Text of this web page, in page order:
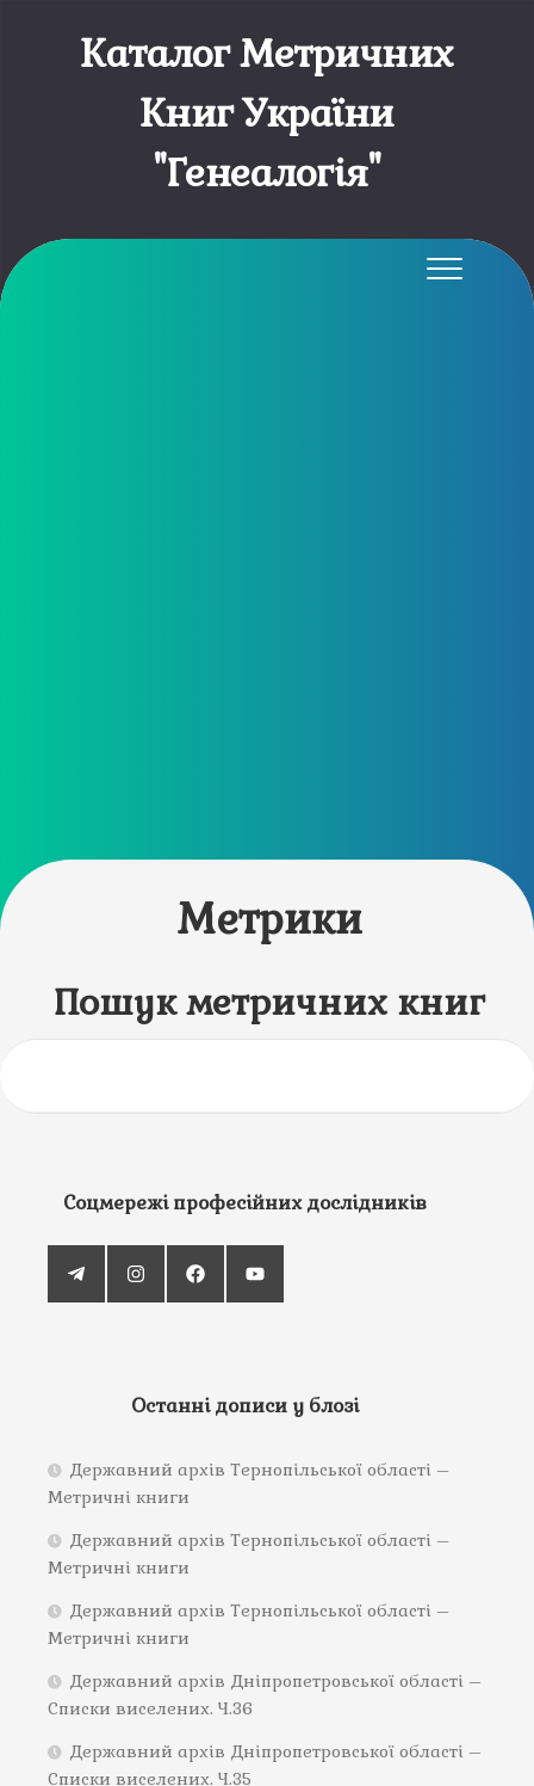
Каталог Метричних
Книг України
"Генеалогія"
Метрики
Пошук метричних книг
Соцмережі професійних дослідників
Останні дописи у блозі
Державний архів Тернопільської області –
Метричні книги
Державний архів Тернопільської області –
Метричні книги
Державний архів Тернопільської області –
Метричні книги
Державний архів Дніпропетровської області –
Списки виселених. Ч.36
Державний архів Дніпропетровської області –
Списки виселених. Ч.35